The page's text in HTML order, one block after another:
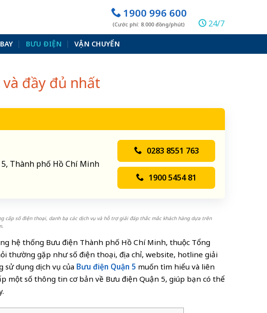
1900 996 600
(Cước phí: 8.000 đồng/phút) 24/7
BƯU ĐIỆN VẬN CHUYỂN
đầy đủ nhất
5, Thành phố Hồ Chí Minh
0283 8551 763
1900 5454 81
cấp số điện thoại, danh bạ các dịch vụ và hỗ trợ giải đáp thắc mắc khách hàng dựa trên
hệ thống Bưu điện Thành phố Hồ Chí Minh, thuộc Tổng
thường gặp như số điện thoại, địa chỉ, website, hotline giải
sử dụng dịch vụ của Bưu điện Quận 5 muốn tìm hiểu và liên
một số thông tin cơ bản về Bưu điện Quận 5, giúp bạn có thể